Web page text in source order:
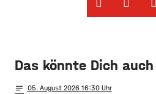
Das könnte Dich
notes 05. August 2026 16:30